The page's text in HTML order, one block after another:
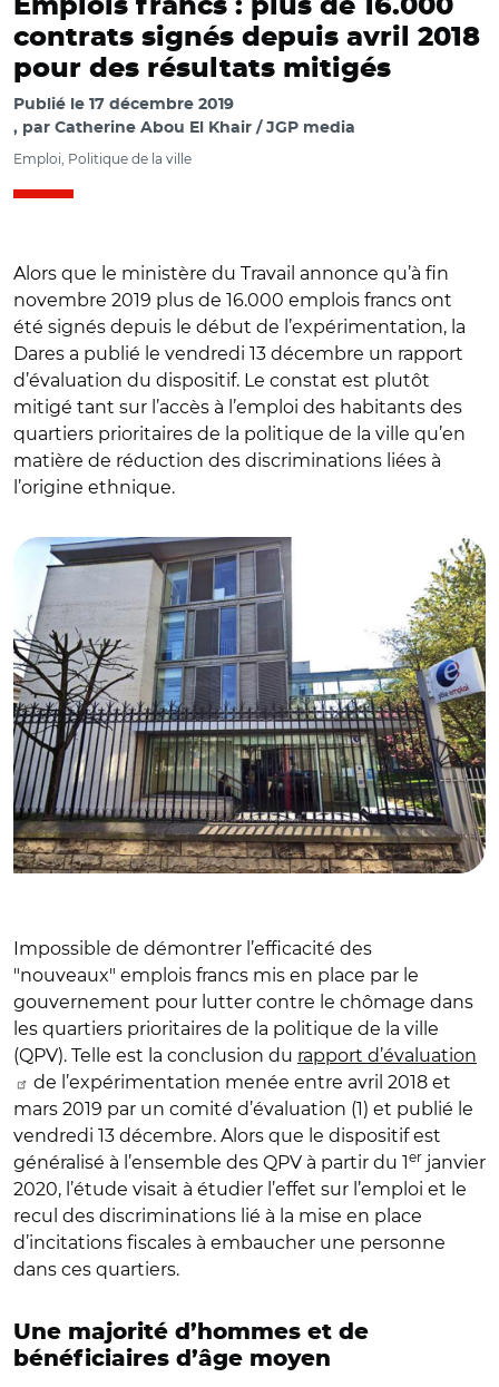
Emplois francs : plus de 16.000
contrats signés depuis avril 2018
pour des résultats mitigés
Publié le 17 décembre 2019
par Catherine Abou El Khair / JGP media
Emploi, Politique de la ville
Alors que le ministère du Travail annonce qu’à fin
novembre 2019 plus de 16.000 emplois francs ont
été signés depuis le début de l’expérimentation, la
Dares a publié le vendredi 13 décembre un rapport
d’évaluation du dispositif. Le constat est plutôt
mitigé tant sur l’accès à l’emploi des habitants des
quartiers prioritaires de la politique de la ville qu’en
matière de réduction des discriminations liées à
l’origine ethnique.
Impossible de démontrer l’efficacité des
"nouveaux" emplois francs mis en place par le
gouvernement pour lutter contre le chômage dans
les quartiers prioritaires de la politique de la ville
(QPV). Telle est la conclusion du rapport d’évaluation
de l’expérimentation menée entre avril 2018 et
mars 2019 par un comité d’évaluation (1) et publié le
vendredi 13 décembre. Alors que le dispositif est
généralisé à l’ensemble des QPV à partir du 1er janvier
2020, l’étude visait à étudier l’effet sur l’emploi et le
recul des discriminations lié à la mise en place
d’incitations fiscales à embaucher une personne
dans ces quartiers.
Une majorité d’hommes et de
bénéficiaires d’âge moyen